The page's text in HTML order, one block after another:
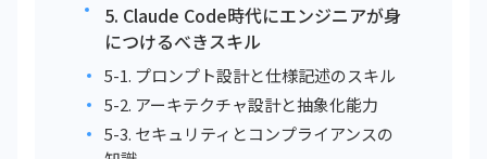
5. Claude Code時代にエンジニアが身
につけるべきスキル
5-1. プロンプト設計と仕様記述のスキル
5-2. アーキテクチャ設計と抽象化能力
5-3. セキュリティとコンプライアンスの